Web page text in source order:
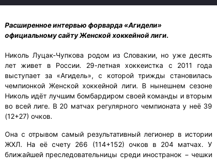
Расширенное интервью форварда «Агидели»
официальному сайту Женской хоккейной лиги.
Николь Луцак-Чупкова родом из Словакии, но уже десять
лет живет в России. 29-летная хоккеистка с 2011 года
выступает за «Агидель», с которой трижды становилась
чемпионкой Женской хоккейной лиги. В нынешнем сезоне
Николь идёт лучшим бомбардиром своей команды и вторым
во всей лиге. В 20 матчах регулярного чемпионата у неё 39
(12+27) очков.
Она с отрывом самый результативный легионер в истории
ЖХЛ. На её счету 266 (114+152) очков в 204 матчах. У
ближайшей преследовательницы среди иностранок − чешки